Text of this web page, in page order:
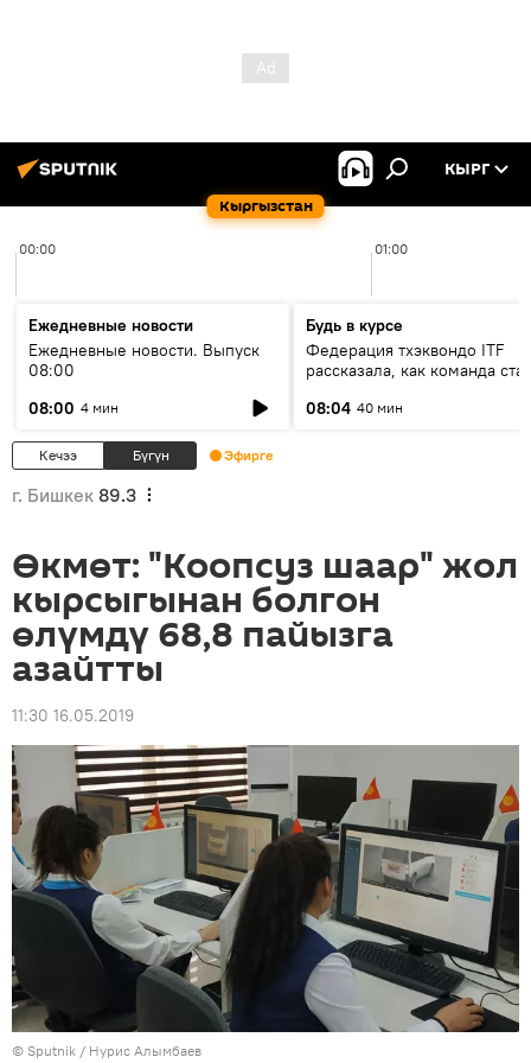
Кыргызстан
КЫРГ
00:00 01:00
Ежедневные новости
Ежедневные новости. Выпуск
08:00
08:00 4 мин
Будь в курсе
Федерация тхэквондо ITF
рассказала, как команда
08:04 40 мин
Кечээ Бүгүн Эфирге
г. Бишкек 89.3
Өкмөт: "Коопсуз шаар" жол
кырсыгынан болгон
өлүмдү 68,8 пайызга
азайтты
11:30 16.05.2019
© Sputnik / Нурис Алымбаев